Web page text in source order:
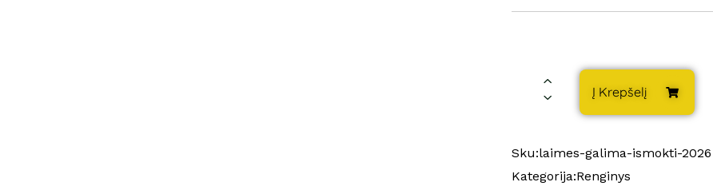
Į Krepšelį
Sku:laimes-galima-ismokti-2026
Kategorija:Renginys